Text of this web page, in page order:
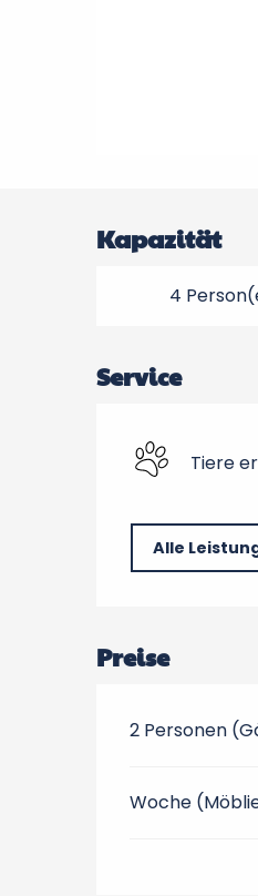
Kapazität
4
Service
Tiere
Alle
Preise
2 Personen
Woche